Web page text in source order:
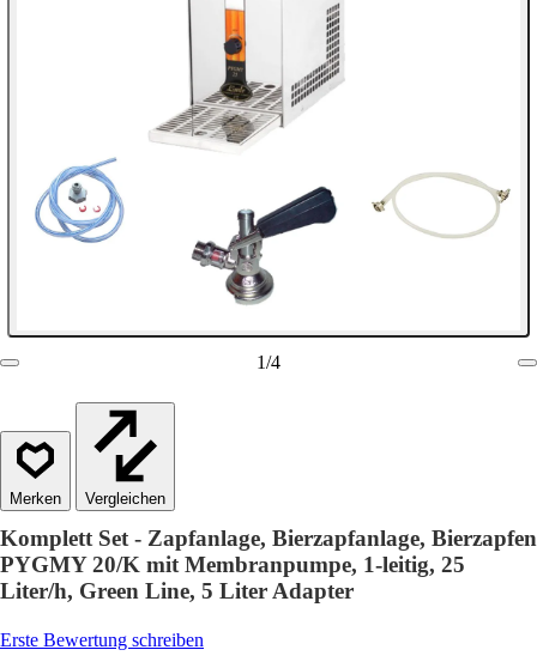
1/4
Vergleichen
Komplett Set - Zapfanlage, Bierzapfanlage, Bierzapfen
PYGMY 20/K mit Membranpumpe, 1-leitig, 25
Liter/h, Green Line, 5 Liter Adapter
Erste Bewertung schreiben